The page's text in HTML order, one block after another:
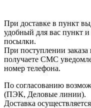
При доставке в пункт
удобный для вас пункт
посылки.
При поступлении
получаете СМС
номер телефона.
По согласованию
(ПЭК, Деловые линии).
Доставка